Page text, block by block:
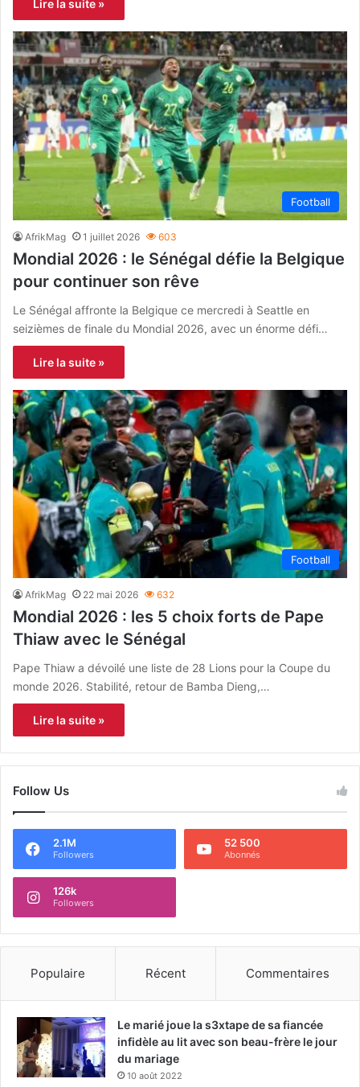
Lire la suite »
Football
AfrikMag 1 juillet 2026 603
Mondial 2026 : le Sénégal défie la Belgique
pour continuer son rêve
Le Sénégal affronte la Belgique ce mercredi à Seattle en
seizièmes de finale du Mondial 2026, avec un énorme défi…
Lire la suite »
Football
AfrikMag 22 mai 2026 632
Mondial 2026 : les 5 choix forts de Pape
Thiaw avec le Sénégal
Pape Thiaw a dévoilé une liste de 28 Lions pour la Coupe du
monde 2026. Stabilité, retour de Bamba Dieng,…
Lire la suite »
Follow Us
2.1M
Followers
52 500
Abonnés
126k
Followers
Populaire Récent Commentaires
Le marié joue la s3xtape de sa fiancée
infidèle au lit avec son beau-frère le jour
du mariage
10 août 2022